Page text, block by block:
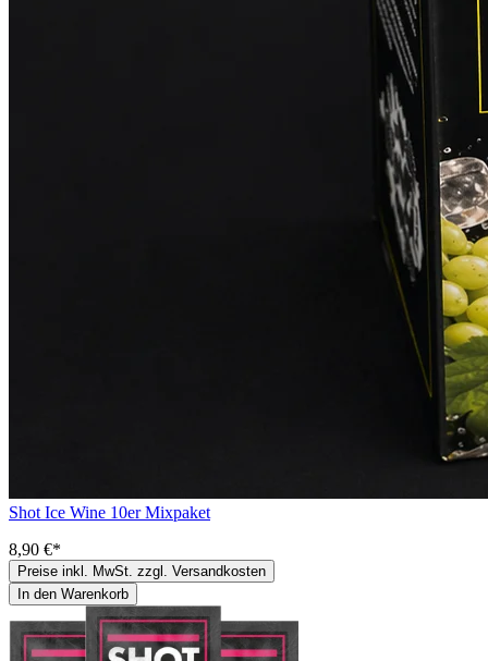
Shot Ice Wine 10er Mixpaket
8,90 €*
Preise inkl. MwSt. zzgl. Versandkosten
In den Warenkorb